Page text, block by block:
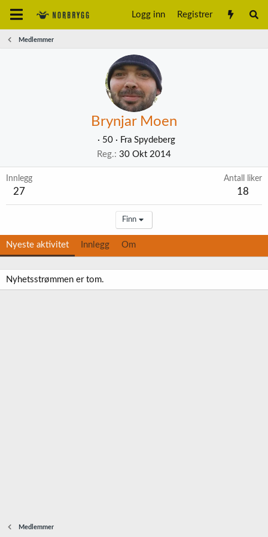
Logg inn Registrer
Medlemmer
Brynjar Moen
· 50 · Fra Spydeberg
Reg. 30 Okt 2014
Innlegg
27
Antall liker
18
Finn
Nyeste aktivitet Innlegg Om
Nyhetsstrømmen er tom.
Medlemmer